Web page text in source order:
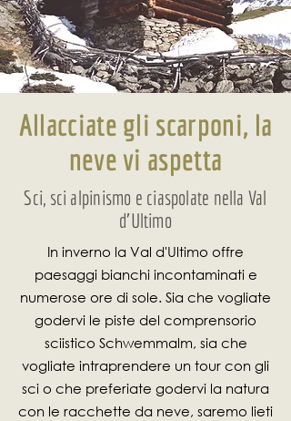
Allacciate gli scarponi, la
neve vi aspetta
Sci, sci alpinismo e ciaspolate nella Val
d'Ultimo
In inverno la Val d'Ultimo offre
paesaggi bianchi incontaminati e
numerose ore di sole. Sia che vogliate
godervi le piste del comprensorio
sciistico Schwemmalm, sia che
vogliate intraprendere un tour con gli
sci o che preferiate godervi la natura
con le racchette da neve, saremo lieti